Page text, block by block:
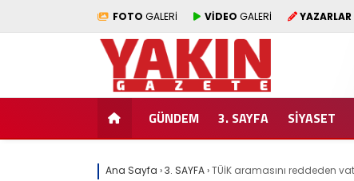
FOTO GALERİ VİDEO GALERİ YAZARLAR
GÜNDEM 3. SAYFA SİYASET
Ana Sayfa ›3. SAYFA›TÜİK aramasını reddeden